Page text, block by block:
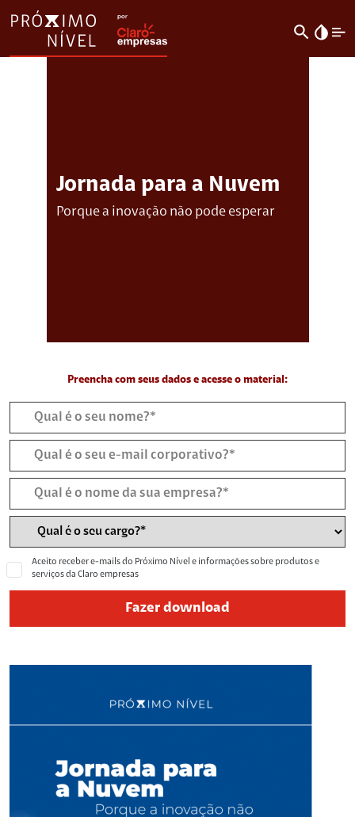
search invert_colors
Jornada para a Nuvem
Porque a inovação não pode esperar
Preencha com seus dados e acesse o material:
Aceito receber e-mails do Próximo Nível e informações sobre produtos e
serviços da Claro empresas